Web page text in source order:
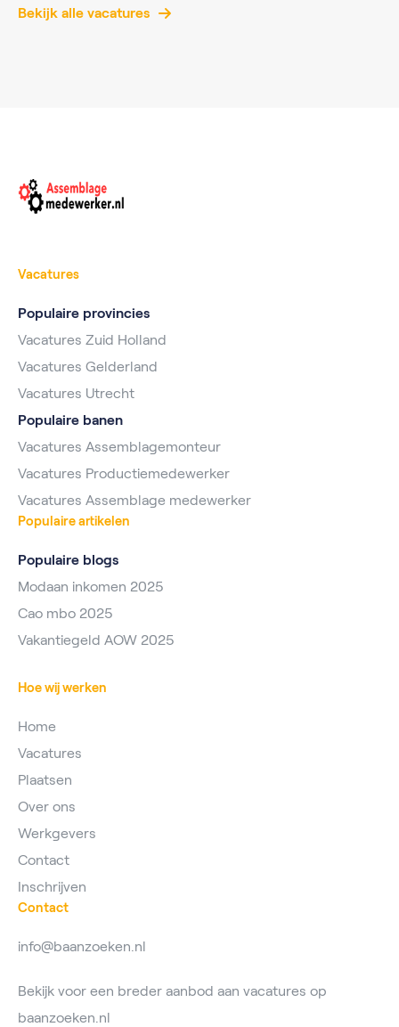
Bekijk alle vacatures
Vacatures
Populaire provincies
Vacatures Zuid Holland
Vacatures Gelderland
Vacatures Utrecht
Populaire banen
Vacatures Assemblagemonteur
Vacatures Productiemedewerker
Vacatures Assemblage medewerker
Populaire artikelen
Populaire blogs
Modaan inkomen 2025
Cao mbo 2025
Vakantiegeld AOW 2025
Hoe wij werken
Home
Vacatures
Plaatsen
Over ons
Werkgevers
Contact
Inschrijven
Contact
info@baanzoeken.nl
Bekijk voor een breder aanbod aan vacatures op
baanzoeken.nl